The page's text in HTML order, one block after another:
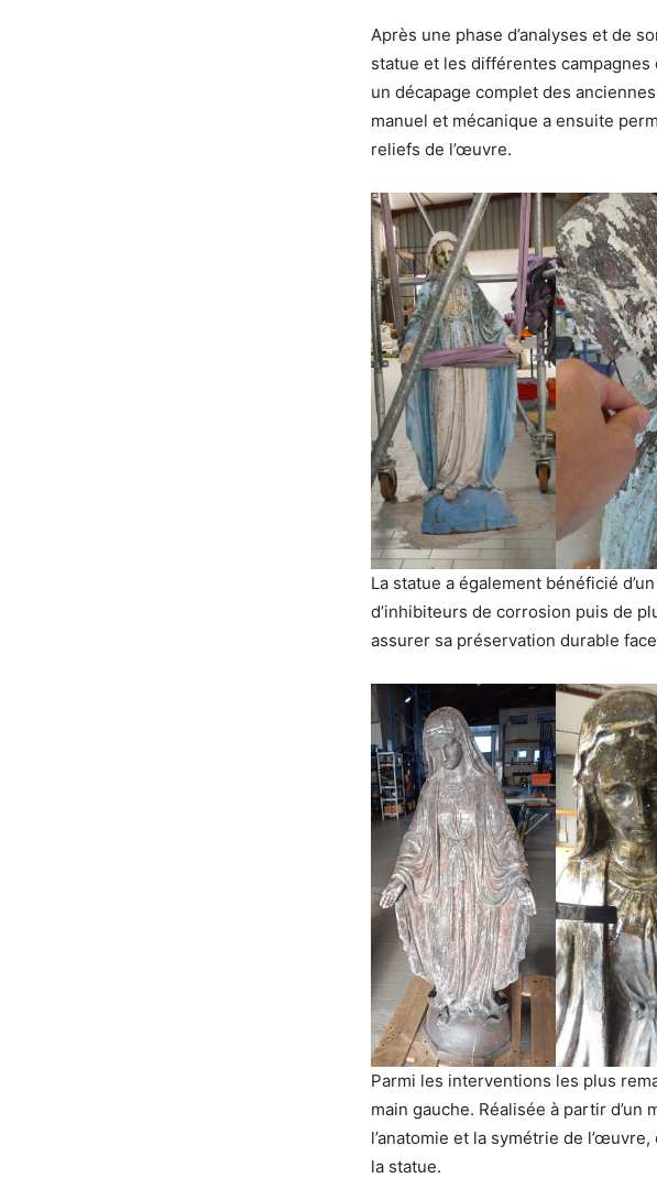
Après une phase d’analyses et de
statue et les différentes
un décapage complet des
manuel et mécanique a ensuite
reliefs de l’œuvre.
La statue a également bénéficié
d’inhibiteurs de corrosion puis de
assurer sa préservation durable
Parmi les interventions les plus
main gauche. Réalisée à partir
l’anatomie et la symétrie de
la statue.